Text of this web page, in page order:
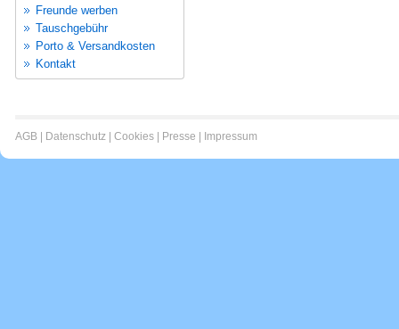
Freunde werben
Tauschgebühr
Porto & Versandkosten
Kontakt
AGB Datenschutz Cookies Presse Impressum